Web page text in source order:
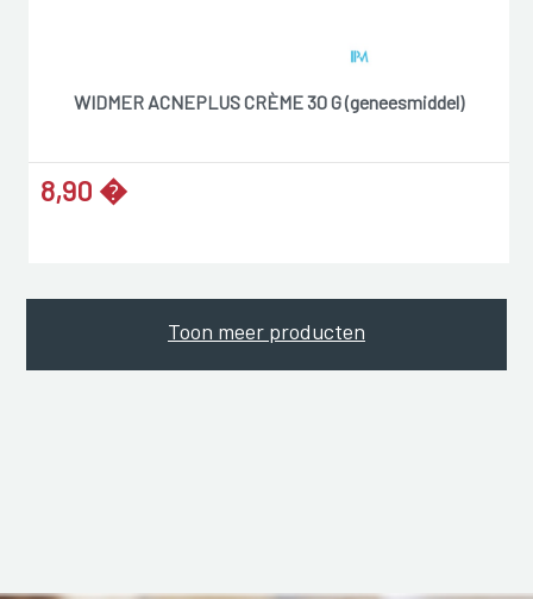
WIDMER ACNEPLUS CRÈME 30 G (geneesmiddel)
8,90 �
Toon meer producten